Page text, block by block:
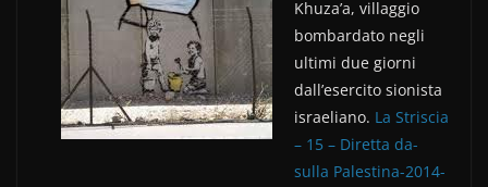
o
k
Khuza’a, villaggio
bombardato negli
ultimi due giorni
dall’esercito sionista
israeliano. La Striscia
– 15 – Diretta da-
sulla Palestina-2014-